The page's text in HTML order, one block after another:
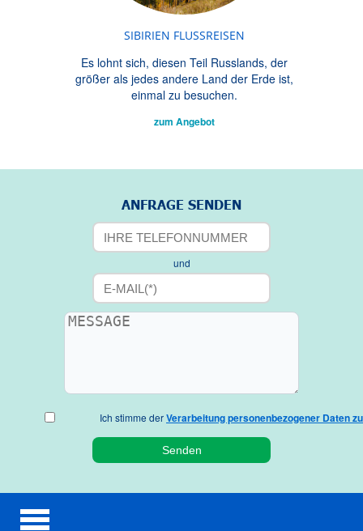
SIBIRIEN FLUSSREISEN
Es lohnt sich, diesen Teil Russlands, der
größer als jedes andere Land der Erde ist,
einmal zu besuchen.
zum Angebot
ANFRAGE SENDEN
und
Ich stimme derVerarbeitung personenbezogener Daten zu